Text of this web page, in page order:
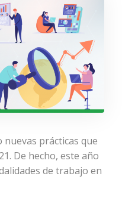
prácticas que
De hecho, este año
de trabajo en